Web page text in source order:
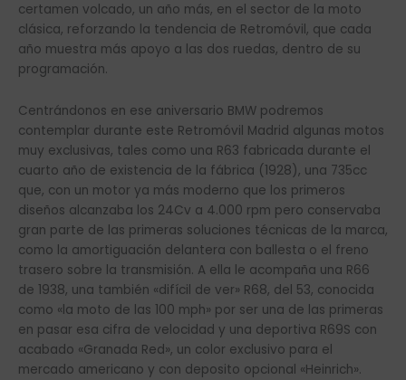
certamen volcado, un año más, en el sector de la moto
clásica, reforzando la tendencia de Retromóvil, que cada
año muestra más apoyo a las dos ruedas, dentro de su
programación.
Centrándonos en ese aniversario BMW podremos
contemplar durante este Retromóvil Madrid algunas motos
muy exclusivas, tales como una R63 fabricada durante el
cuarto año de existencia de la fábrica (1928), una 735cc
que, con un motor ya más moderno que los primeros
diseños alcanzaba los 24Cv a 4.000 rpm pero conservaba
gran parte de las primeras soluciones técnicas de la marca,
como la amortiguación delantera con ballesta o el freno
trasero sobre la transmisión. A ella le acompaña una R66
de 1938, una también «difícil de ver» R68, del 53, conocida
como «la moto de las 100 mph» por ser una de las primeras
en pasar esa cifra de velocidad y una deportiva R69S con
acabado «Granada Red», un color exclusivo para el
mercado americano y con deposito opcional «Heinrich».